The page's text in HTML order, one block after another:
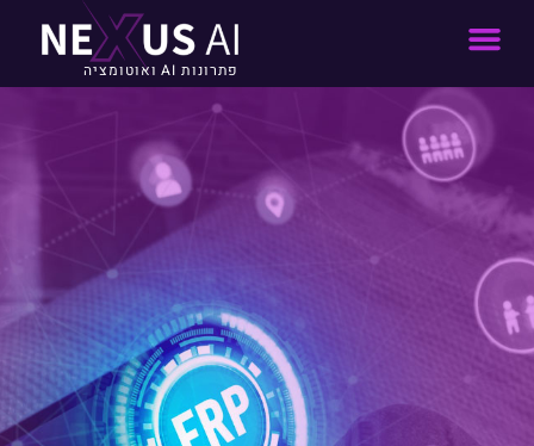
פתרונות AI ואוטומציה